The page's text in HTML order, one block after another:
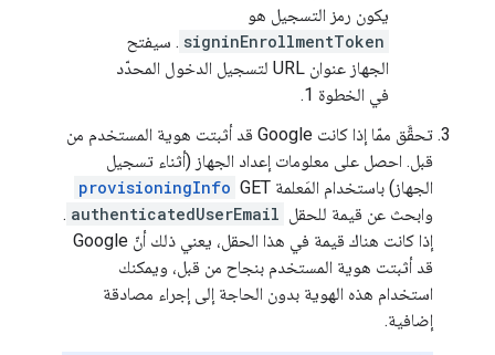
يكون رمز التسجيل هو
signinEnrollmentToken . سيفتح
الجهاز عنوان URL لتسجيل الدخول المحدّد
في الخطوة 1.
تحقَّق ممّا إذا كانت Google قد أثبتت هوية المستخدم من
قبل. احصل على معلومات إعداد الجهاز (أثناء تسجيل
الجهاز) باستخدام المَعلمة GET
provisioningInfo
وابحث عن قيمة للحقل authenticatedUserEmail
.
إذا كانت هناك قيمة في هذا الحقل، يعني ذلك أنّ Google
قد أثبتت هوية المستخدم بنجاح من قبل، ويمكنك
استخدام هذه الهوية بدون الحاجة إلى إجراء مصادقة
إضافية.